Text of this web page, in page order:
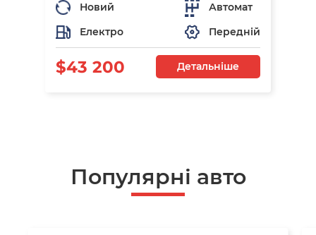
Новий
Автомат
Електро
Передній
$43 200 Детальніше
Популярні авто